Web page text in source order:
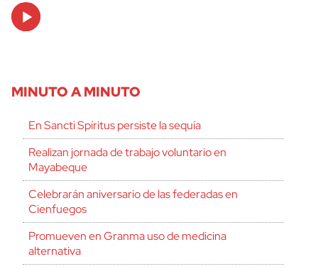
Audio
Player
MINUTO A MINUTO
En Sancti Spíritus persiste la sequía
Realizan jornada de trabajo voluntario en
Mayabeque
Celebrarán aniversario de las federadas en
Cienfuegos
Promueven en Granma uso de medicina
alternativa